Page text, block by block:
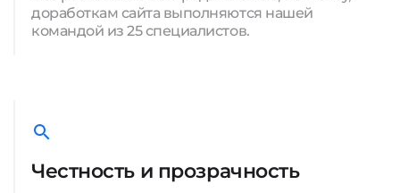
доработкам сайта выполняются нашей
командой из 25 специалистов.
Честность и прозрачность